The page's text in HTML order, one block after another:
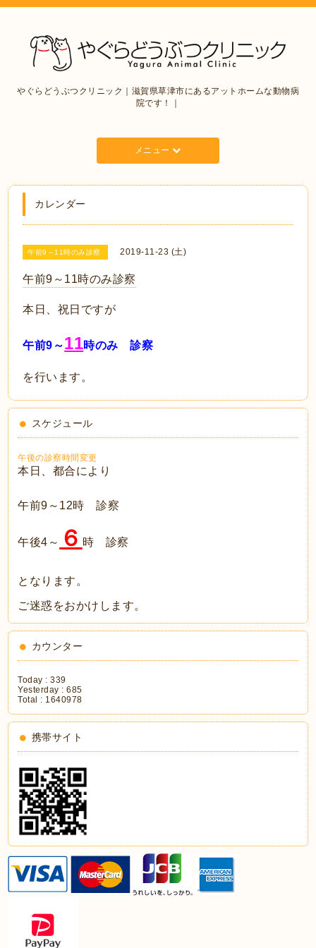
やぐらどうぶつクリニック｜滋賀県草津市にあるアットホームな動物病
院です！｜
メニュー
カレンダー
午前9～11時のみ診察 2019-11-23 (土)
午前9～11時のみ診察
本日、祝日ですが
午前9～11時のみ 診察
を行います。
スケジュール
午後の診察時間変更
本日、都合により
午前9～12時 診察
午後4～ ６ 時 診察
となります。
ご迷惑をおかけします。
カウンター
Today :339
Yesterday :685
Total : 1640978
携帯サイト